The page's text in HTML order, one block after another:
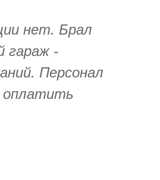
нет. Брал
гараж -
Персонал
оплатить